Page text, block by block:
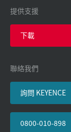
提供支援
下載
聯絡我們
詢問 KEYENCE
0800-010-898